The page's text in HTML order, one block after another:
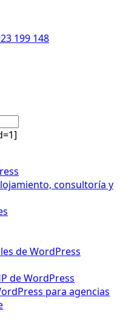
199 148
consultoría y
de WordPress
de WordPress
para agencias